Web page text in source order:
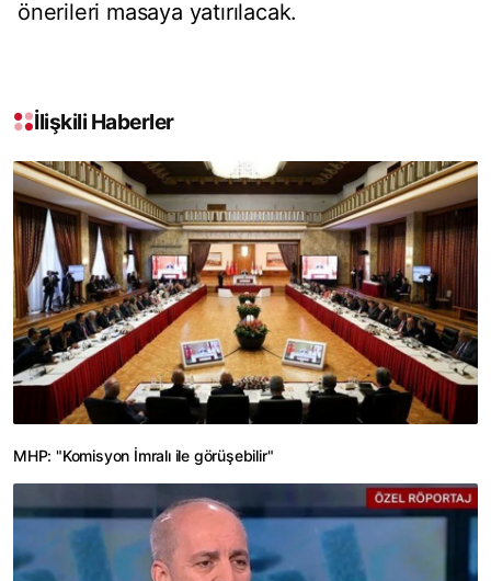
önerileri masaya yatırılacak.
İlişkili Haberler
MHP: "Komisyon İmralı ile görüşebilir"